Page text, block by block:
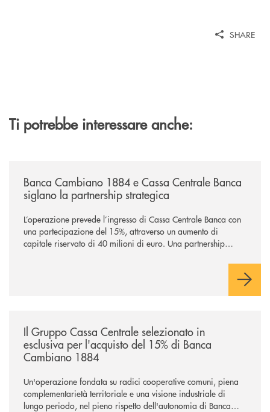
SHARE
Ti potrebbe interessare anche:
Banca Cambiano 1884 e Cassa Centrale Banca
siglano la partnership strategica
L’operazione prevede l’ingresso di Cassa Centrale Banca con
una partecipazione del 15%, attraverso un aumento di
capitale riservato di 40 milioni di euro. Una partnership
comuni e sulla prossimità ai territori, per ampliare l’offerta e
Il Gruppo Cassa Centrale selezionato in
esclusiva per l'acquisto del 15% di Banca
Cambiano 1884
Un'operazione fondata su radici cooperative comuni, piena
complementarietà territoriale e una visione industriale di
lungo periodo, nel pieno rispetto dell'autonomia di Banca